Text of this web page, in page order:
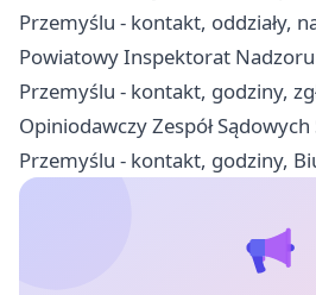
Przemyślu - kontakt, oddziały,
Powiatowy Inspektorat
Przemyślu - kontakt, godziny,
Opiniodawczy Zespół
Przemyślu - kontakt, godziny,